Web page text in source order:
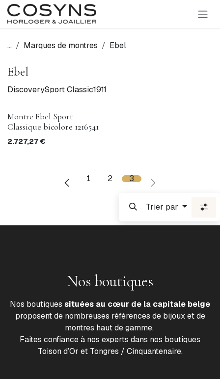
SE RENDRE AU CONTENU
... Marques de montres Ebel
Ebel
DiscoverySport Classic1911
Montre Ebel Sport
Classique bicolore 1216541
2.727,27 €
1 2 3
Trier par
Nos boutiques
Nos boutiques situées au cœur de la capitale belge
proposent de nombreuses références de bijoux et de
montres haut de gamme.
Faites confiance à nos experts dans nos boutiques
Toison d’Or et Tongres / Cinquantenaire.